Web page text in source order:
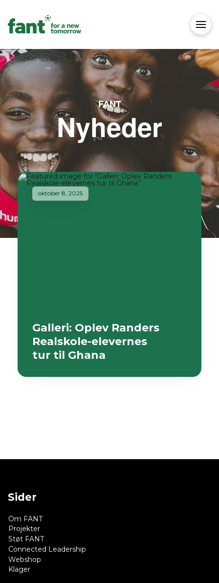
FANT
Nyheder
oktober 8, 2025
Galleri: Oplev Randers
Realskole-elevernes
tur til Ghana
Sider
Om FANT
Projekter
Støt FANT
Connected Leadership
Webshop
Klager